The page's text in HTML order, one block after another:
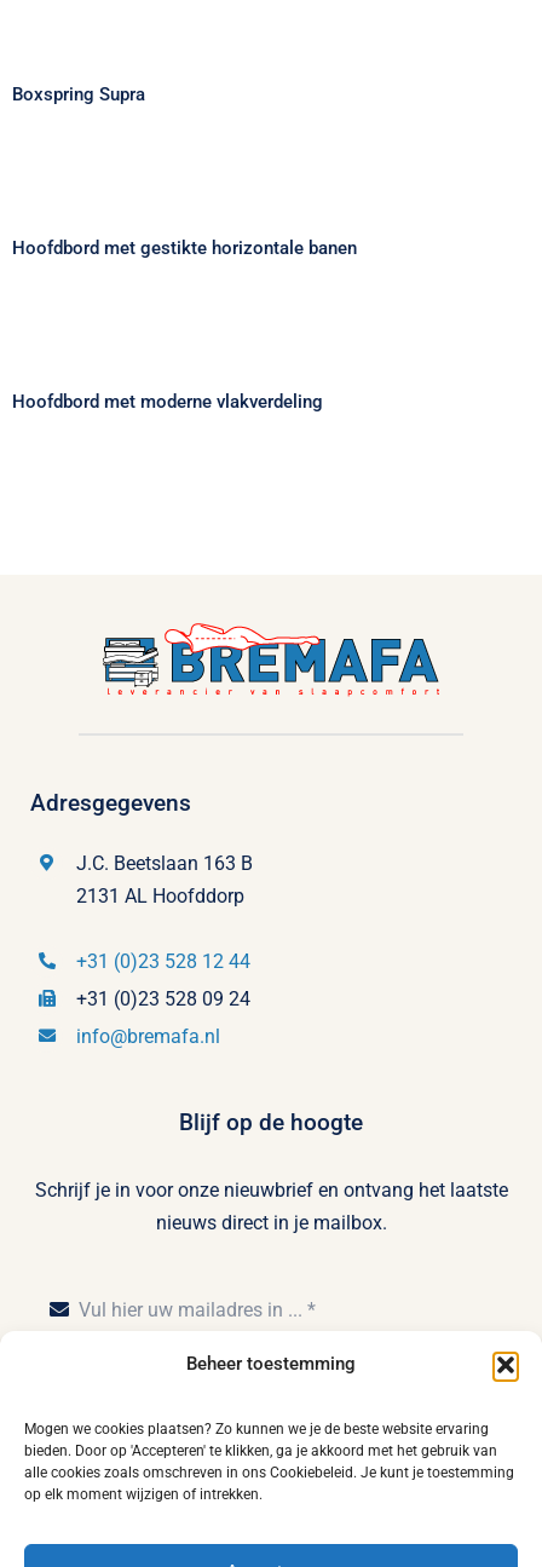
Beheer toestemming
Mogen we cookies plaatsen? Zo kunnen we je de beste website ervaring
bieden. Door op 'Accepteren' te klikken, ga je akkoord met het gebruik van
alle cookies zoals omschreven in ons Cookiebeleid. Je kunt je toestemming
op elk moment wijzigen of intrekken.
Boxspring Supra
Hoofdbord met gestikte horizontale banen
Hoofdbord met moderne vlakverdeling
Adresgegevens
J.C. Beetslaan 163 B
2131 AL Hoofddorp
+31 (0)23 528 12 44
+31 (0)23 528 09 24
info@bremafa.nl
Blijf op de hoogte
Schrijf je in voor onze nieuwbrief en ontvang het laatste
nieuws direct in je mailbox.
Home Privacy statement Disclaimer